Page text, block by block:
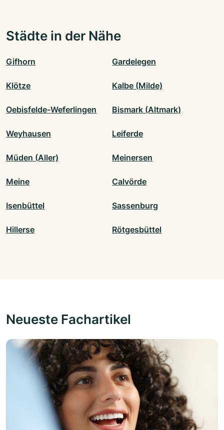
Städte in der Nähe
Gifhorn Gardelegen
Klötze Kalbe (Milde)
Oebisfelde-Weferlingen Bismark (Altmark)
Weyhausen Leiferde
Müden (Aller) Meinersen
Meine Calvörde
Isenbüttel Sassenburg
Hillerse Rötgesbüttel
Neueste Fachartikel